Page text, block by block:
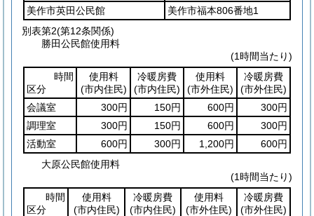
美作市英田公民館
美作市福本806番地1
別表第2(第12条関係)
勝田公民館使用料
(1時間当たり)
時間
区分
使用料
(市内住民)
冷暖房費
(市内住民)
使用料
(市外住民)
冷暖房費
(市外住民)
会議室
300円 150円 600円
300円
調理室
300円 150円 600円
300円
活動室
600円 300円 1,200円
600円
大原公民館使用料
(1時間当たり)
時間
区分
使用料
(市内住民)
冷暖房費
(市内住民)
使用料
(市外住民)
冷暖房費
(市外住民)